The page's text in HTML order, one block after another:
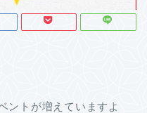
ントが増えていますよ